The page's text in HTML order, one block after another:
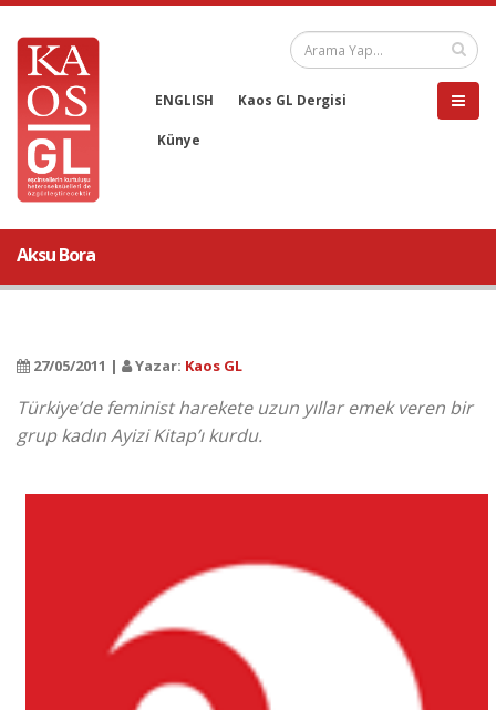
ENGLISH Kaos GL Dergisi
Künye
Aksu Bora
27/05/2011 | Yazar: Kaos GL
Türkiye’de feminist harekete uzun yıllar emek veren bir
grup kadın Ayizi Kitap’ı kurdu.